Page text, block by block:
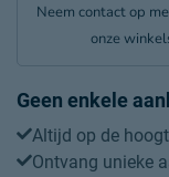
Neem contact op
onze
Geen enkele
Altijd op de
Ontvang unieke